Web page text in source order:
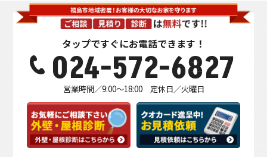
タップですぐにお電話できます！
024-572-6827
営業時間／9:00～18:00 定休日／火曜日